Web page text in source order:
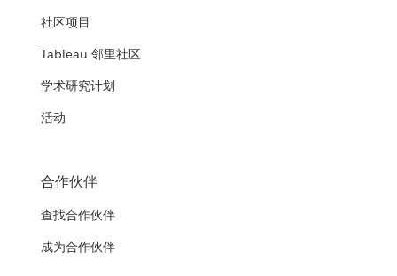
社区项目
Tableau 邻里社区
学术研究计划
活动
合作伙伴
查找合作伙伴
成为合作伙伴